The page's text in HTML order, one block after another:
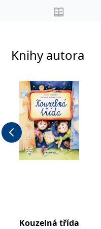
Knihy autora
Kouzelná třída